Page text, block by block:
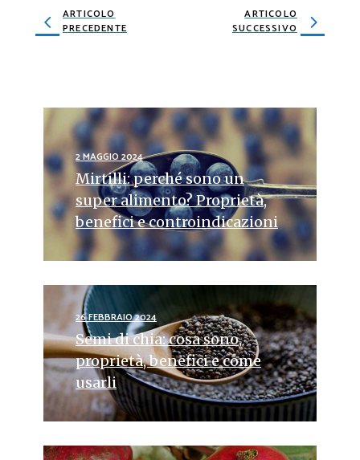
ARTICOLO
PRECEDENTE
ARTICOLO
SUCCESSIVO
2 MAGGIO 2024
Mirtilli: perché sono un
super alimento? Proprietà,
benefici e controindicazioni
26 FEBBRAIO 2024
Semi di chia: cosa sono,
proprietà, benefici e come
usarli